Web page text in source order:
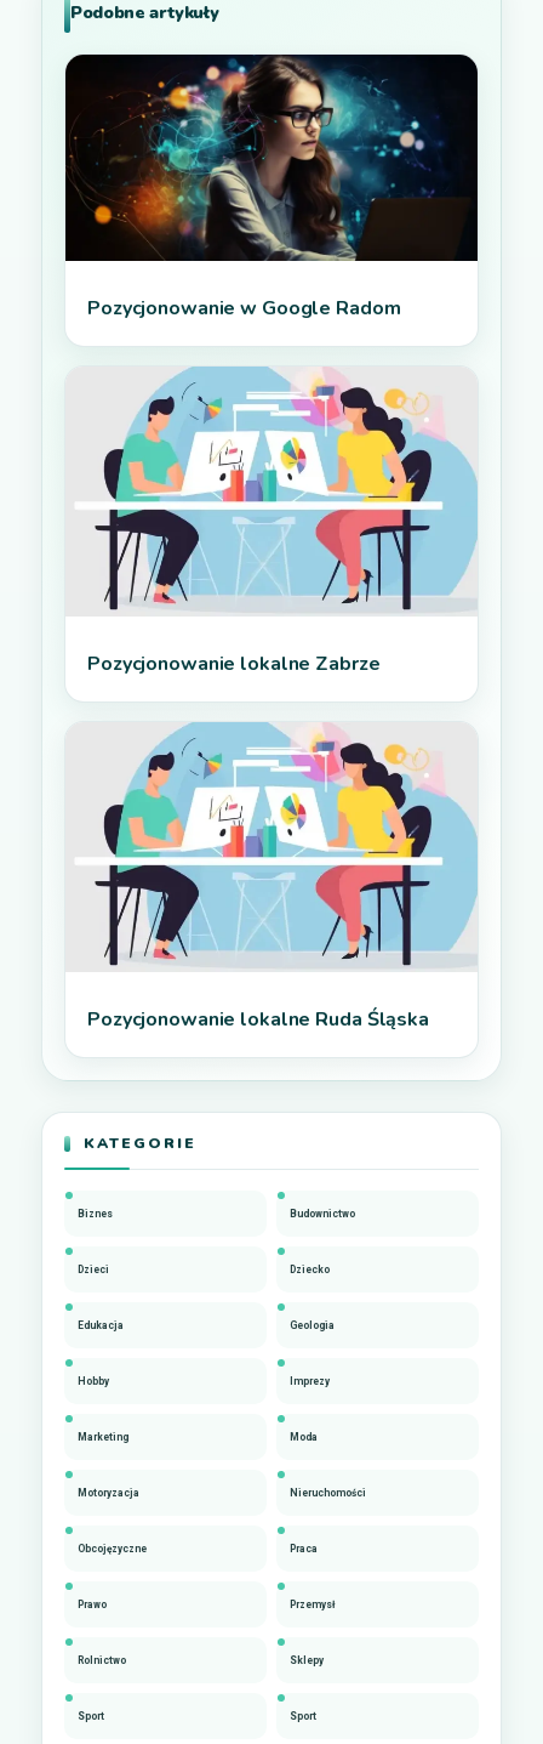
Podobne artykuły
Pozycjonowanie w Google Radom
Pozycjonowanie lokalne Zabrze
Pozycjonowanie lokalne Ruda Śląska
KATEGORIE
Biznes Budownictwo
Dzieci Dziecko
Edukacja Geologia
Hobby Imprezy
Marketing Moda
Motoryzacja Nieruchomości
Obcojęzyczne Praca
Prawo Przemysł
Rolnictwo Sklepy
Sport Sport